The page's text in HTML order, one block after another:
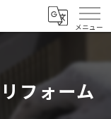
フォーム